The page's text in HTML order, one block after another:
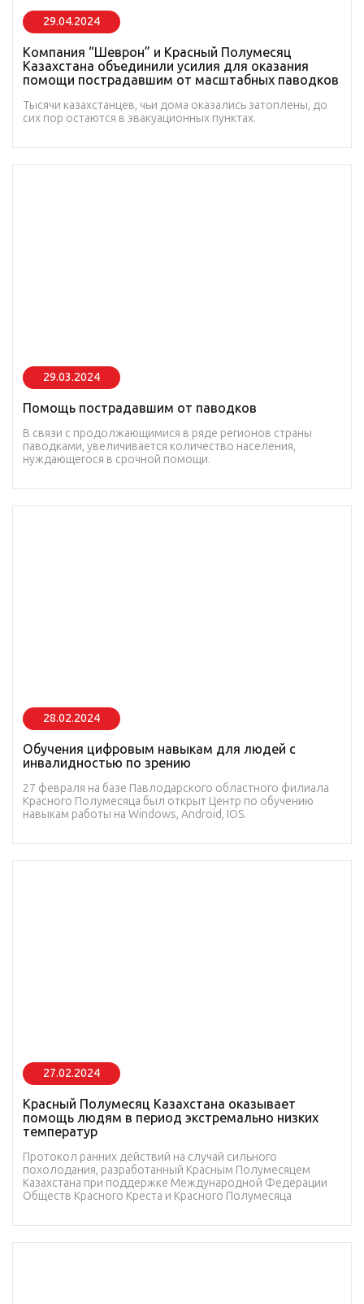
29.04.2024
Компания “Шеврон” и Красный Полумесяц
Казахстана объединили усилия для оказания
помощи пострадавшим от масштабных паводков
Тысячи казахстанцев, чьи дома оказались затоплены, до
сих пор остаются в эвакуационных пунктах.
29.03.2024
Помощь пострадавшим от паводков
В связи с продолжающимися в ряде регионов страны
паводками, увеличивается количество населения,
нуждающегося в срочной помощи.
28.02.2024
Обучения цифровым навыкам для людей с
инвалидностью по зрению
27 февраля на базе Павлодарского областного филиала
Красного Полумесяца был открыт Центр по обучению
навыкам работы на Windows, Android, IOS.
27.02.2024
Красный Полумесяц Казахстана оказывает
помощь людям в период экстремально низких
температур
Протокол ранних действий на случай сильного
похолодания, разработанный Красным Полумесяцем
Казахстана при поддержке Международной Федерации
Обществ Красного Креста и Красного Полумесяца